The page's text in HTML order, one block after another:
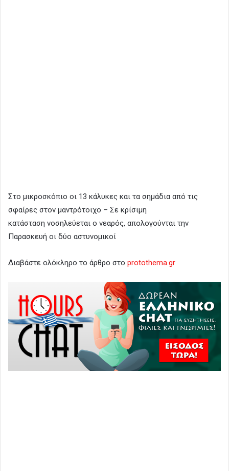
Στο μικροσκόπιο οι 13 κάλυκες και τα σημάδια από τις
σφαίρες στον μαντρότοιχο – Σε κρίσιμη
κατάσταση νοσηλεύεται ο νεαρός, απολογούνται την
Παρασκευή οι δύο αστυνομικοί
Διαβάστε ολόκληρο το άρθρο στο protothema.gr